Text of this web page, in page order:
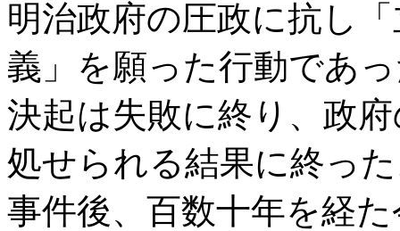
明治政府の圧政に抗し
義」を願った行動であ
決起は失敗に終り、政
処せられる結果に終っ
事件後、百数十年を経